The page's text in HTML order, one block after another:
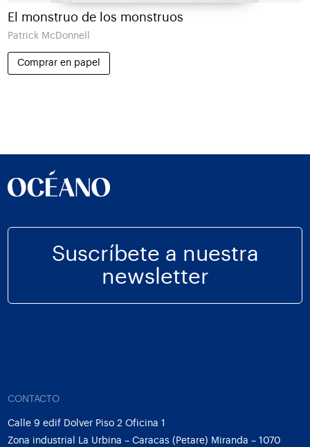
El monstruo de los monstruos
Patrick McDonnell
Comprar en papel
Suscríbete a nuestra
newsletter
CONTACTO
Calle 9 edif Dolver Piso 2 Oficina 1
Zona industrial La Urbina – Caracas (Petare) Miranda – 1070